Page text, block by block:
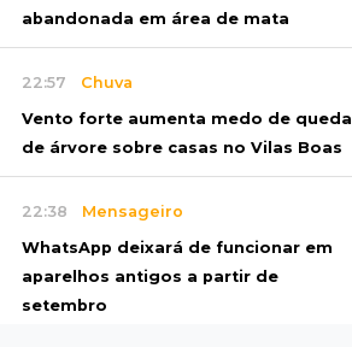
abandonada em área de mata
22:57 Chuva
Vento forte aumenta medo de queda
de árvore sobre casas no Vilas Boas
22:38 Mensageiro
WhatsApp deixará de funcionar em
aparelhos antigos a partir de
setembro